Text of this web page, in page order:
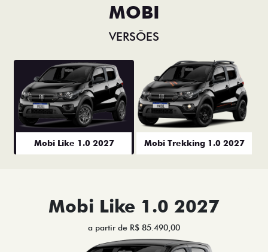
MOBI
VERSÕES
Mobi Like 1.0 2027 Mobi Trekking 1.0 2027
Mobi Like 1.0 2027
a partir de R$ 85.490,00